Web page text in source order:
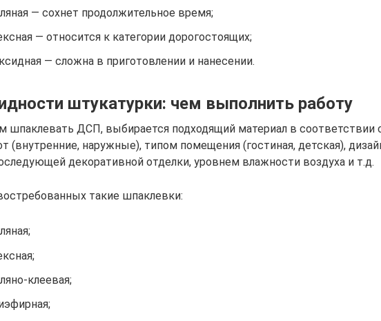
— сохнет продолжительное время;
— относится к категории дорогостоящих;
— сложна в приготовлении и нанесении.
штукатурки: чем выполнить работу
шпаклевать ДСП, выбирается подходящий материал в соответствии
(внутренние, наружные), типом помещения (гостиная, детская),
декоративной отделки, уровнем влажности воздуха и т.д.
такие шпаклевки:
клеевая;